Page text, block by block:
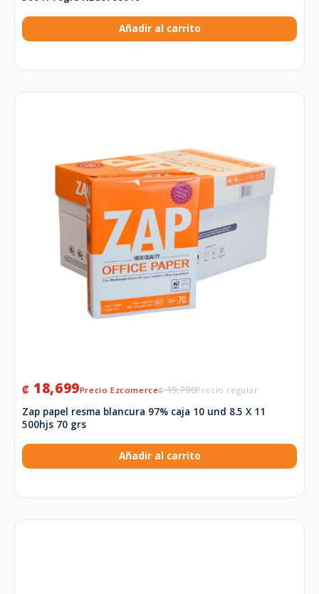
Añadir al carrito
₡19,790
₡ 18,699
Zap papel resma blancura 97% caja 10 und 8.5 X 11
500hjs 70 grs
Añadir al carrito